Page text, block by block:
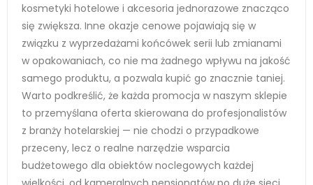
kosmetyki hotelowe i akcesoria jednorazowe znacząco
się zwiększa. Inne okazje cenowe pojawiają się w
związku z wyprzedażami końcówek serii lub zmianami
w opakowaniach, co nie ma żadnego wpływu na jakość
samego produktu, a pozwala kupić go znacznie taniej.
Warto podkreślić, że każda promocja w naszym sklepie
to przemyślana oferta skierowana do profesjonalistów
z branży hotelarskiej — nie chodzi o przypadkowe
przeceny, lecz o realne narzędzie wsparcia
budżetowego dla obiektów noclegowych każdej